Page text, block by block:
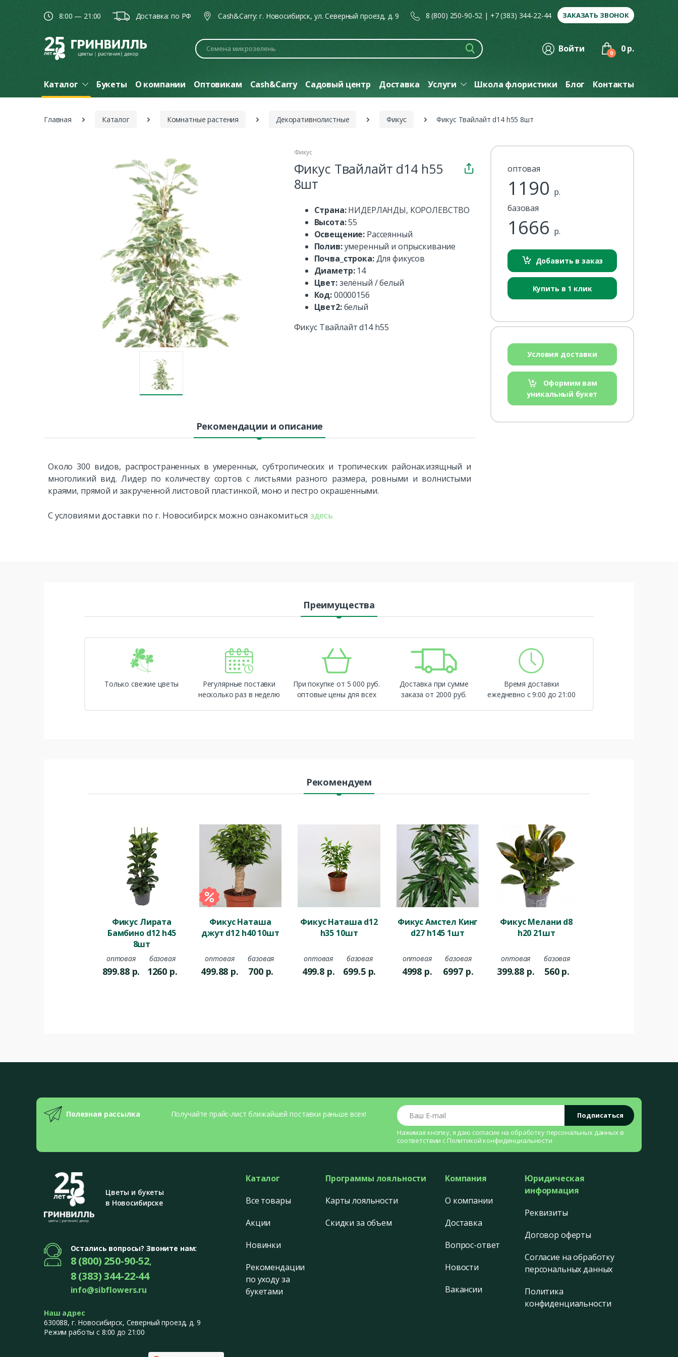
8:00 — 21:00 Доставка: по РФ Cash&Carry: г. Новосибирск, ул. Северный проезд, д. 9 8 (800) 250-90-52 | +7 (383) 344-22-44 ЗАКАЗАТЬ ЗВОНОК
Поиск Войти 0 0 р.
Каталог Букеты О компании Оптовикам Cash&Carry Садовый центр Доставка Услуги Школа флористики Блог Контакты
Главная Каталог Комнатные растения Декоративнолистные Фикус Фикус Твайлайт d14 h55 8шт
Фикус
Фикус Твайлайт d14 h55
8шт
Страна:НИДЕРЛАНДЫ, КОРОЛЕВСТВО
Высота:55
Освещение: Рассеянный
Полив:умеренный и опрыскивание
Почва_строка:Для фикусов
Диаметр: 14
Цвет:зелёный / белый
Код:00000156
Цвет2:белый
Фикус Твайлайт d14 h55
оптовая
1190 р.
базовая
1666 р.
Добавить в заказ
Купить в 1 клик
Условия доставки
Оформим вам
уникальный букет
Рекомендации и описание
Около 300 видов, распространенных в умеренных, субтропических и тропических районах.изящный и
многоликий вид. Лидер по количеству сортов с листьями разного размера, ровными и волнистыми
краями, прямой и закрученной листовой пластинкой, моно и пестро окрашенными.
С условиями доставки по г. Новосибирск можно ознакомиться здесь
Преимущества
Только свежие цветы
Регулярные поставки
несколько раз в неделю
При покупке от 5 000 руб.
оптовые цены для всех
Доставка при сумме
заказа от 2000 руб.
Время доставки
ежедневно с 9:00 до 21:00
Рекомендуем
Фикус Лирата
Бамбино d12 h45
8шт
оптовая
899.88 р.
базовая
1260 р.
Фикус Наташа
джут d12 h40 10шт
оптовая
499.88 р.
базовая
700 р.
Фикус Наташа d12
h35 10шт
оптовая
499.8 р.
базовая
699.5 р.
Фикус Амстел Кинг
d27 h145 1шт
оптовая
4998 р.
базовая
6997 р.
Фикус Мелани d8
h20 21шт
оптовая
399.88 р.
базовая
560 р.
Полезная рассылка Получайте прайс-лист ближайшей поставки раньше всех! Ваш E-mail
Подписаться
Нажимая кнопку, я даю согласие на обработку персональных данных в
соответствии с Политикой конфиденциальности
Цветы и букеты
в Новосибирске
Остались вопросы? Звоните нам:
8 (800) 250-90-52,
8 (383) 344-22-44
info@sibflowers.ru
Наш адрес
630088, г. Новосибирск, Северный проезд, д. 9
Режим работы с 8:00 до 21:00
Каталог
Все товары
Акции
Новинки
Рекомендации
по уходу за
букетами
Программы лояльности
Карты лояльности
Скидки за объем
Компания
О компании
Доставка
Вопрос-ответ
Новости
Вакансии
Юридическая
информация
Реквизиты
Договор оферты
Согласие на обработку
персональных данных
Политика
конфиденциальности